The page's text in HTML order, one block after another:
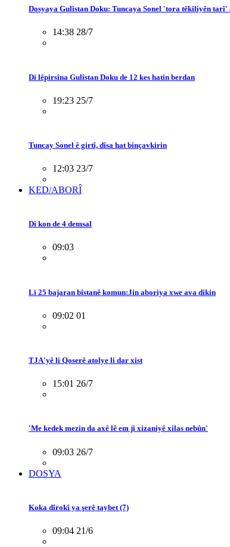
Dosyaya Gulîstan Doku: Tuncaya Sonel 'tora têkiliyên
14:38 28/7
Di lêpirsîna Gulîstan Doku de 12 kes hatin berdan
19:23 25/7
Tuncay Sonel ê girtî, dîsa hat binçavkirin
12:03 23/7
KED/ABORÎ
Di kon de 4 demsal
09:03
Li 25 bajaran bîstanê komun:Jin aboriya xwe ava dikin
09:02 01
TJA'yê li Qoserê atolye li dar xist
15:01 26/7
'Me kedek mezin da axê lê em ji xizaniyê xilas nebûn'
09:03 26/7
DOSYA
Koka dîrokî ya şerê taybet (7)
09:04 21/6